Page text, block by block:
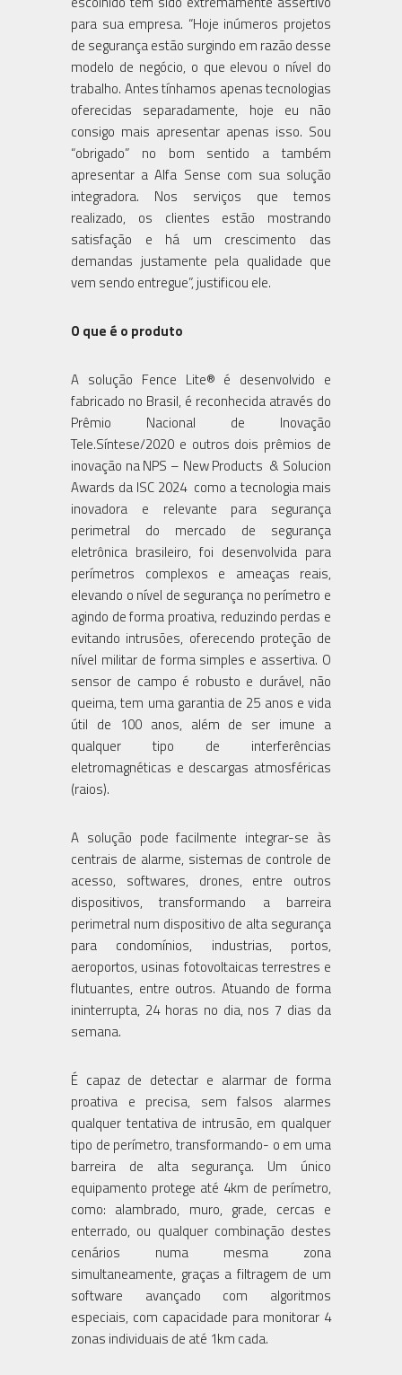
para sua empresa. “Hoje inúmeros projetos
de segurança estão surgindo em razão desse
modelo de negócio, o que elevou o nível do
trabalho. Antes tínhamos apenas tecnologias
oferecidas separadamente, hoje eu não
consigo mais apresentar apenas isso. Sou
“obrigado” no bom sentido a também
apresentar a Alfa Sense com sua solução
integradora. Nos serviços que temos
realizado, os clientes estão mostrando
satisfação e há um crescimento das
demandas justamente pela qualidade que
vem sendo entregue”, justificou ele.
O que é o produto
A solução Fence Lite® é desenvolvido e
fabricado no Brasil, é reconhecida através do
Prêmio Nacional de Inovação
Tele.Síntese/2020 e outros dois prêmios de
inovação na NPS – New Products & Solucion
Awards da ISC 2024 como a tecnologia mais
inovadora e relevante para segurança
perimetral do mercado de segurança
eletrônica brasileiro, foi desenvolvida para
perímetros complexos e ameaças reais,
elevando o nível de segurança no perímetro e
agindo de forma proativa, reduzindo perdas e
evitando intrusões, oferecendo proteção de
nível militar de forma simples e assertiva. O
sensor de campo é robusto e durável, não
queima, tem uma garantia de 25 anos e vida
útil de 100 anos, além de ser imune a
qualquer tipo de interferências
eletromagnéticas e descargas atmosféricas
(raios).
A solução pode facilmente integrar-se às
centrais de alarme, sistemas de controle de
acesso, softwares, drones, entre outros
dispositivos, transformando a barreira
perimetral num dispositivo de alta segurança
para condomínios, industrias, portos,
aeroportos, usinas fotovoltaicas terrestres e
flutuantes, entre outros. Atuando de forma
ininterrupta, 24 horas no dia, nos 7 dias da
semana.
É capaz de detectar e alarmar de forma
proativa e precisa, sem falsos alarmes
qualquer tentativa de intrusão, em qualquer
tipo de perímetro, transformando- o em uma
barreira de alta segurança. Um único
equipamento protege até 4km de perímetro,
como: alambrado, muro, grade, cercas e
enterrado, ou qualquer combinação destes
cenários numa mesma zona
simultaneamente, graças a filtragem de um
software avançado com algoritmos
especiais, com capacidade para monitorar 4
zonas individuais de até 1km cada.